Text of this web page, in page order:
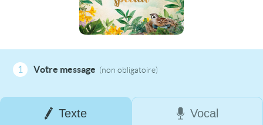
1 Votre message (non obligatoire)
Texte Vocal